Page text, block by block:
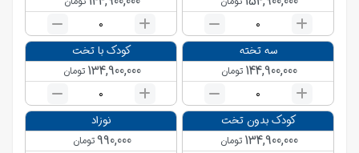
0
0
سه تخته
144,900,000 تومان
0
کودک با تخت
134,900,000 تومان
0
کودک بدون تخت
134,900,000 تومان
نوزاد
990,000 تومان